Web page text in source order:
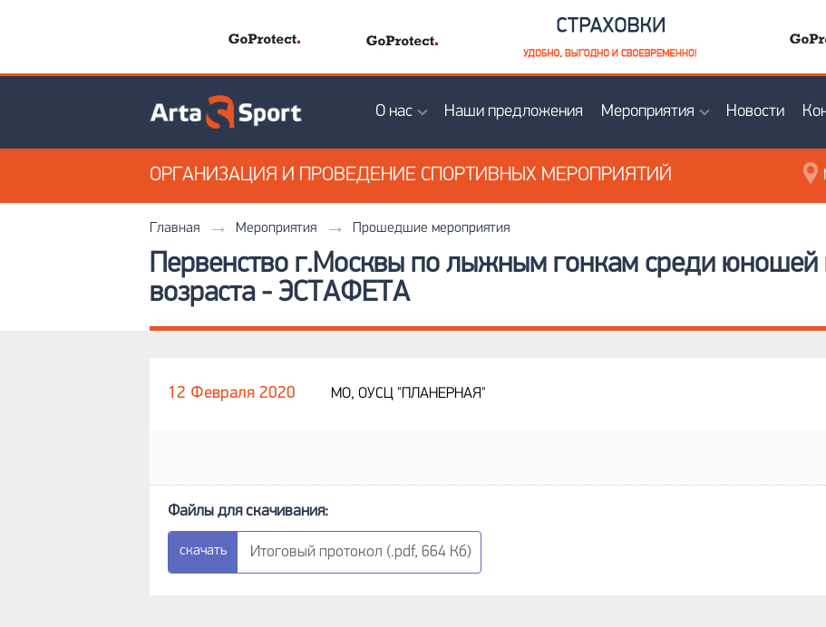
О нас Наши предложения Мероприятия Новости
ОРГАНИЗАЦИЯ И ПРОВЕДЕНИЕ СПОРТИВНЫХ МЕРОПРИЯТИЙ
Главная Мероприятия Прошедшие мероприятия
Первенство г.Москвы по лыжным гонкам среди юношей
возраста - ЭСТАФЕТА
12 Февраля 2020 МО, ОУСЦ "ПЛАНЕРНАЯ"
Итоговый протокол (.pdf, 664 Кб)